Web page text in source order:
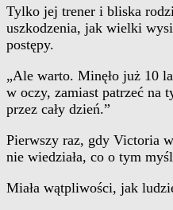
Tylko jej trener i bliska
uszkodzenia, jak wielki
postępy.
„Ale warto. Minęło już 10
w oczy, zamiast patrzeć na
przez cały dzień.”
Pierwszy raz, gdy Victoria
nie wiedziała, co o tym
Miała wątpliwości, jak